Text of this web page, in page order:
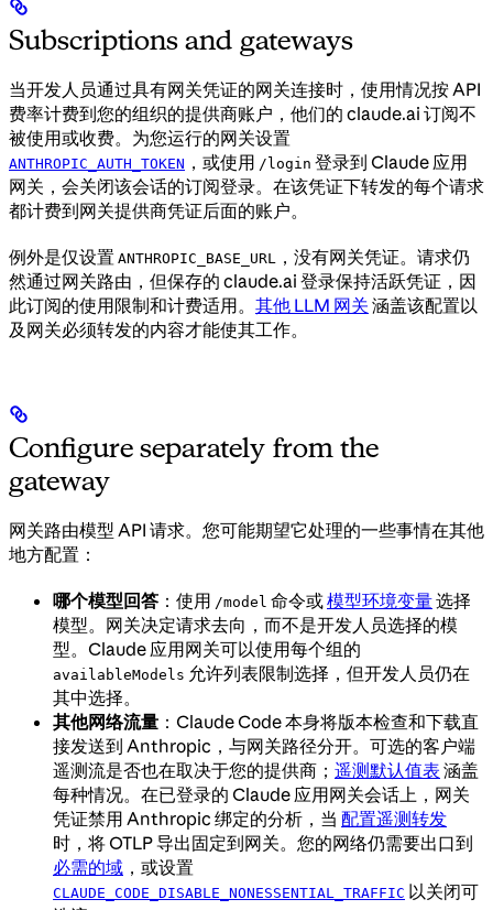
Subscriptions and gateways
当开发人员通过具有网关凭证的网关连接时，使用情况按 API
费率计费到您的组织的提供商账户，他们的 claude.ai 订阅不
被使用或收费。为您运行的网关设置
ANTHROPIC_AUTH_TOKEN ，或使用 /login 登录到 Claude 应用
网关，会关闭该会话的订阅登录。在该凭证下转发的每个请求
都计费到网关提供商凭证后面的账户。
例外是仅设置 ANTHROPIC_BASE_URL ，没有网关凭证。请求仍
然通过网关路由，但保存的 claude.ai 登录保持活跃凭证，因
此订阅的使用限制和计费适用。 其他 LLM 网关 涵盖该配置以
及网关必须转发的内容才能使其工作。
Configure separately from the
gateway
网关路由模型 API 请求。您可能期望它处理的一些事情在其他
地方配置：
哪个模型回答 ：使用 /model 命令或模型环境变量选择
模型。网关决定请求去向，而不是开发人员选择的模
型。Claude 应用网关可以使用每个组的
availableModels 允许列表限制选择，但开发人员仍在
其中选择。
其他网络流量 ：Claude Code 本身将版本检查和下载直
接发送到 Anthropic，与网关路径分开。可选的客户端
遥测流是否也在取决于您的提供商； 遥测默认值表 涵盖
每种情况。在已登录的 Claude 应用网关会话上，网关
凭证禁用 Anthropic 绑定的分析，当 配置遥测转发
时，将 OTLP 导出固定到网关。您的网络仍需要出口到
必需的域 ，或设置
CLAUDE_CODE_DISABLE_NONESSENTIAL_TRAFFIC 以关闭可